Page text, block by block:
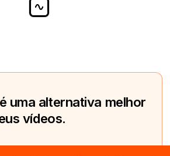
uma alternativa melhor
vídeos.